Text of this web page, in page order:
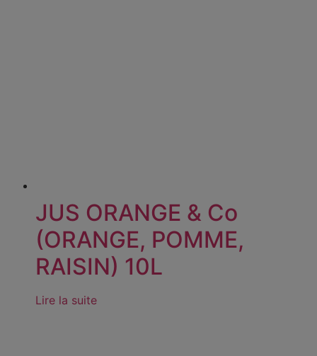
JUS ORANGE & Co
(ORANGE, POMME,
RAISIN) 10L
Lire la suite